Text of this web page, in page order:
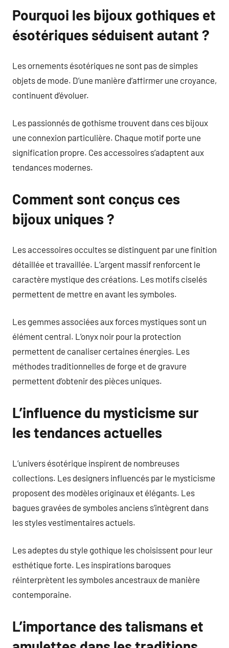
Pourquoi les bijoux gothiques et
ésotériques séduisent autant ?
Les ornements ésotériques ne sont pas de simples
objets de mode. D’une manière d’affirmer une croyance,
continuent d’évoluer.
Les passionnés de gothisme trouvent dans ces bijoux
une connexion particulière. Chaque motif porte une
signification propre. Ces accessoires s’adaptent aux
tendances modernes.
Comment sont conçus ces
bijoux uniques ?
Les accessoires occultes se distinguent par une finition
détaillée et travaillée. L’argent massif renforcent le
caractère mystique des créations. Les motifs ciselés
permettent de mettre en avant les symboles.
Les gemmes associées aux forces mystiques sont un
élément central. L’onyx noir pour la protection
permettent de canaliser certaines énergies. Les
méthodes traditionnelles de forge et de gravure
permettent d’obtenir des pièces uniques.
L’influence du mysticisme sur
les tendances actuelles
L’univers ésotérique inspirent de nombreuses
collections. Les designers influencés par le mysticisme
proposent des modèles originaux et élégants. Les
bagues gravées de symboles anciens s’intègrent dans
les styles vestimentaires actuels.
Les adeptes du style gothique les choisissent pour leur
esthétique forte. Les inspirations baroques
réinterprètent les symboles ancestraux de manière
contemporaine.
L’importance des talismans et